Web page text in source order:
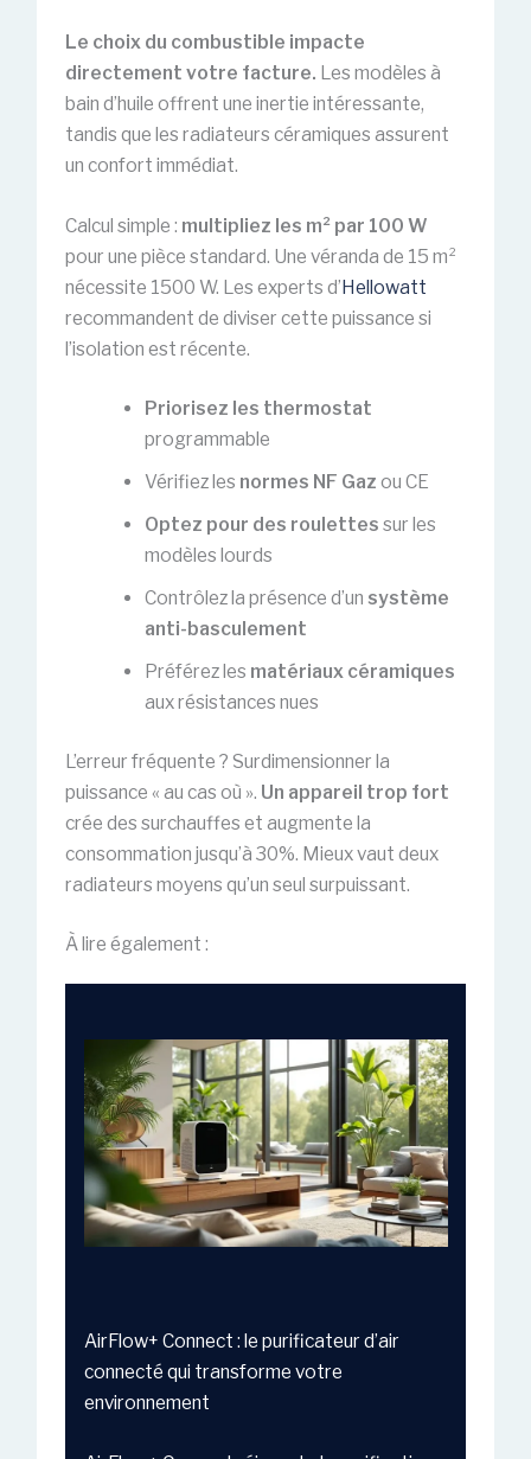
Le choix du combustible impacte
directement votre facture. Les modèles à
bain d’huile offrent une inertie intéressante,
tandis que les radiateurs céramiques assurent
un confort immédiat.
Calcul simple : multipliez les m² par 100 W
pour une pièce standard. Une véranda de 15 m²
nécessite 1500 W. Les experts d’Hellowatt
recommandent de diviser cette puissance si
l’isolation est récente.
Priorisez les thermostat
programmable
Vérifiez les normes NF Gaz ou CE
Optez pour des roulettes sur les
modèles lourds
Contrôlez la présence d’un système
anti-basculement
Préférez les matériaux céramiques
aux résistances nues
L’erreur fréquente ? Surdimensionner la
puissance « au cas où ». Un appareil trop fort
crée des surchauffes et augmente la
consommation jusqu’à 30%. Mieux vaut deux
radiateurs moyens qu’un seul surpuissant.
À lire également :
AirFlow+ Connect : le purificateur d’air
connecté qui transforme votre
environnement